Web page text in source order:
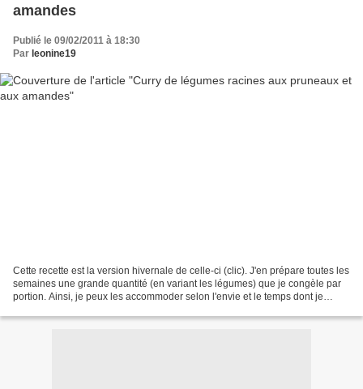
amandes
Publié le 09/02/2011 à 18:30
Par leonine19
Cette recette est la version hivernale de celle-ci (clic). J'en prépare toutes les
semaines une grande quantité (en variant les légumes) que je congèle par
portion. Ainsi, je peux les accommoder selon l'envie et le temps dont je